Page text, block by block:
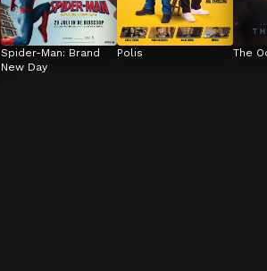
Spider-Man: Brand
New Day
Polis The